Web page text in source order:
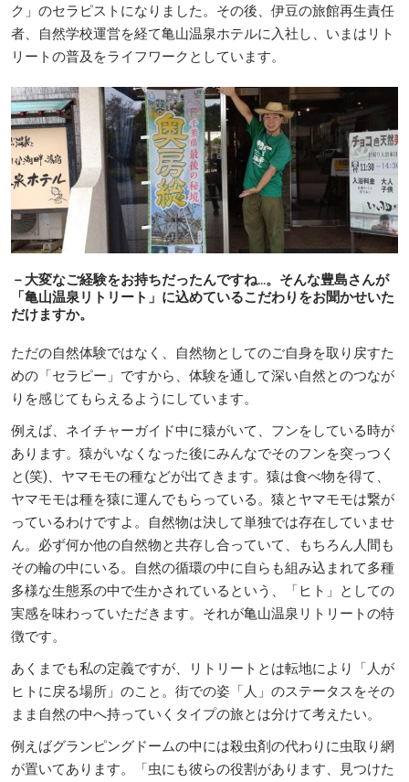
ク」のセラピストになりました。その後、伊豆の旅館再生責任
者、自然学校運営を経て亀山温泉ホテルに入社し、いまはリト
リートの普及をライフワークとしています。
－大変なご経験をお持ちだったんですね...。そんな豊島さんが
「亀山温泉リトリート」に込めているこだわりをお聞かせいた
だけますか。
ただの自然体験ではなく、自然物としてのご自身を取り戻すた
めの「セラピー」ですから、体験を通して深い自然とのつなが
りを感じてもらえるようにしています。
例えば、ネイチャーガイド中に猿がいて、フンをしている時が
あります。猿がいなくなった後にみんなでそのフンを突っつく
と(笑)、ヤマモモの種などが出てきます。猿は食べ物を得て、
ヤマモモは種を猿に運んでもらっている。猿とヤマモモは繋が
っているわけですよ。自然物は決して単独では存在していませ
ん。必ず何か他の自然物と共存し合っていて、もちろん人間も
その輪の中にいる。自然の循環の中に自らも組み込まれて多種
多様な生態系の中で生かされているという、「ヒト」としての
実感を味わっていただきます。それが亀山温泉リトリートの特
徴です。
あくまでも私の定義ですが、リトリートとは転地により「人が
ヒトに戻る場所」のこと。街での姿「人」のステータスをその
まま自然の中へ持っていくタイプの旅とは分けて考えたい。
例えばグランピングドームの中には殺虫剤の代わりに虫取り網
が置いてあります。「虫にも彼らの役割があります、見つけた